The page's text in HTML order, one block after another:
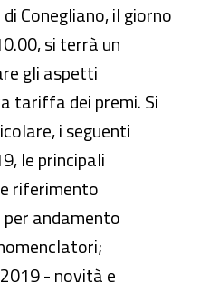
Conegliano, il giorno
si terrà un
gli aspetti
tariffa dei premi. Si
i seguenti
le principali
riferimento
andamento
- novità e